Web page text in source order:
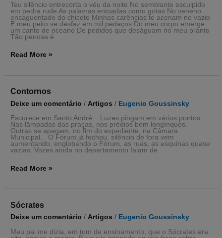
Teu silêncio entrecorta o véu da noite No semblante esculpido
em pedra rude As palavras entoadas como gotas No veneno
ensaguentado do chicote Minhas carências te acenam no vazio
E meu peito se desfaz em mil pedaços Do meu corpo emerge
um canto de oceano De pedidos que deságuam no meu pranto
Tão penosa é
Read More »
Contornos
Deixe um comentário / Artigos / Eugenio Goussinsky
Escurece em Santo André. Luzes pingam em vários pontos.
Nas lâmpadas das praças, nos prédios bem longínquos.
Outras se apagam, no fim do expediente, na Câmara
Municipal. O Fórum já fechou, silêncio de fora vem
aumentando, englobando o Fórum, as ruas, as esquinas quase
vazias. Vozes ainda no departamento falam de
Contornos
Read More »
Sócrates
Deixe um comentário /Artigos / Eugenio Goussinsky
Meu pai me dizia, em tom de ensinamento, que o Sócrates era
Sócrates